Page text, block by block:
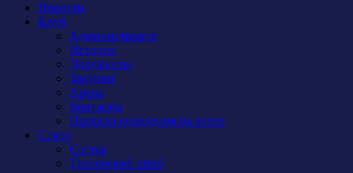
Новости
Клуб
Администрация
История
Документы
Закупки
Арена
Контакты
Правила поведения на арене
Сокол
Состав
Тренерский штаб